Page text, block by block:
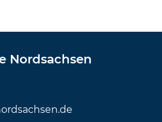
Nordsachsen